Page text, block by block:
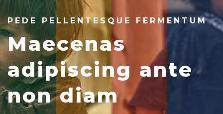
PEDE PELLENTESQUE FERMENTUM
Maecenas
adipiscing ante
non diam